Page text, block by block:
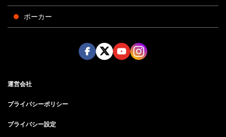
ポーカー
運営会社
プライバシーポリシー
プライバシー設定